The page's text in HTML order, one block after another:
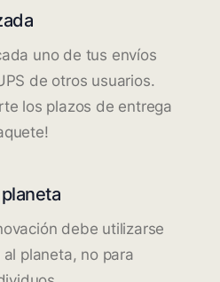
uno de tus envíos
de otros usuarios.
los plazos de entrega
debe utilizarse
planeta, no para